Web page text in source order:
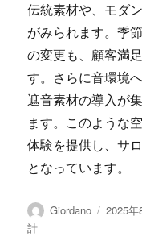
伝統素材や、モダ
がみられます。季
の変更も、顧客満
す。さらに音環境
遮音素材の導入が
ます。このような
体験を提供し、サ
となっています。
投
Giordano
投
2025年
計